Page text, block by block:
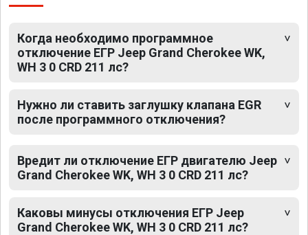
Когда необходимо программное
отключение ЕГР Jeep Grand Cherokee WK,
WH 3 0 CRD 211 лс?
Нужно ли ставить заглушку клапана EGR
после программного отключения?
Вредит ли отключение ЕГР двигателю Jeep
Grand Cherokee WK, WH 3 0 CRD 211 лс?
Каковы минусы отключения ЕГР Jeep
Grand Cherokee WK, WH 3 0 CRD 211 лс?